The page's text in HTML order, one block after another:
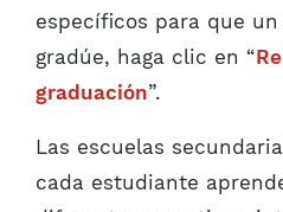
específicos para que
gradúe, haga clic en “
graduación”.
Las escuelas
cada estudiante